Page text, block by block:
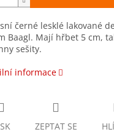
černé lesklé lakované
Baagl. Mají hřbet 5 cm,
sešity.
informace
ZEPTAT SE